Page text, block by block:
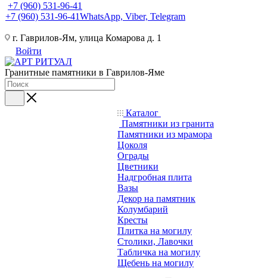
+7 (960) 531-96-41
+7 (960) 531-96-41WhatsApp, Viber, Telegram
г. Гаврилов-Ям, улица Комарова д. 1
Войти
Гранитные памятники в Гаврилов-Яме
Каталог
Памятники из гранита
Памятники из мрамора
Цоколя
Ограды
Цветники
Надгробная плита
Вазы
Декор на памятник
Колумбарий
Кресты
Плитка на могилу
Столики, Лавочки
Табличка на могилу
Щебень на могилу